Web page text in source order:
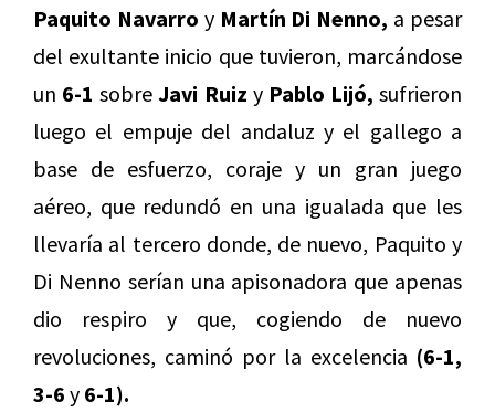
Paquito Navarro y Martín Di Nenno, a pesar
del exultante inicio que tuvieron, marcándose
un 6-1 sobreJavi Ruiz y Pablo Lijó, sufrieron
luego el empuje del andaluz y el gallego a
base de esfuerzo, coraje y un gran juego
aéreo, que redundó en una igualada que les
llevaría al tercero donde, de nuevo, Paquito y
Di Nenno serían una apisonadora que apenas
dio respiro y que, cogiendo de nuevo
revoluciones, caminó por la excelencia (6-1,
3-6 y 6-1).